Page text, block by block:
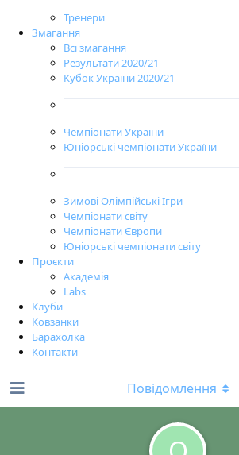
Тренери
Змагання
Всі змагання
Результати 2020/21
Кубок України 2020/21
Чемпіонати України
Юніорські чемпіонати України
Зимові Олімпійські Ігри
Чемпіонати світу
Чемпіонати Європи
Юніорські чемпіонати світу
Проєкти
Академія
Labs
Клуби
Ковзанки
Барахолка
Контакти
Повідомлення